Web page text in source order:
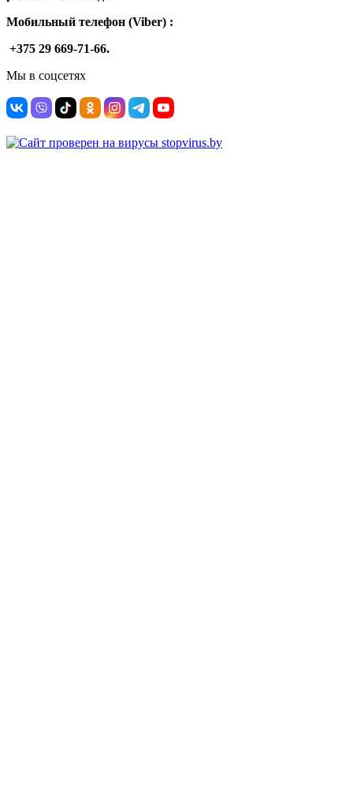
Мобильный телефон (Viber) :
+375 29 669-71-66.
Мы в соцсетях